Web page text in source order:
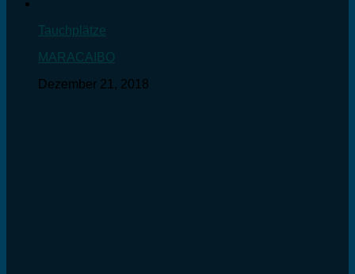
Tauchplätze
MARACAIBO
Dezember 21, 2018